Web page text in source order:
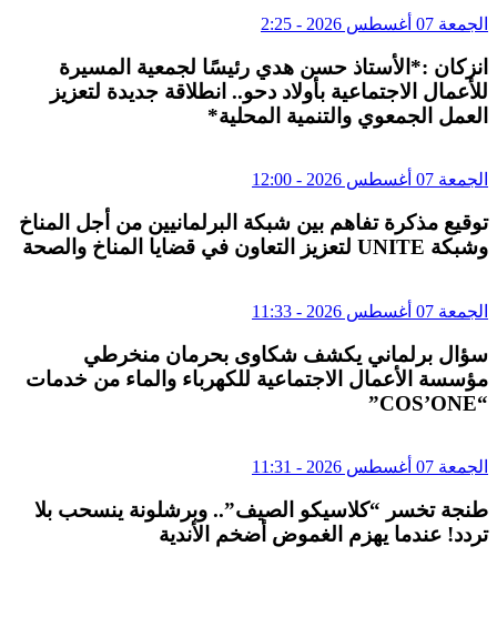
الجمعة 07 أغسطس 2026 - 2:25
انزكان :*الأستاذ حسن هدي رئيسًا لجمعية المسيرة
للأعمال الاجتماعية بأولاد دحو.. انطلاقة جديدة لتعزيز
العمل الجمعوي والتنمية المحلية*
الجمعة 07 أغسطس 2026 - 12:00
توقيع مذكرة تفاهم بين شبكة البرلمانيين من أجل المناخ
وشبكة UNITE لتعزيز التعاون في قضايا المناخ والصحة
الجمعة 07 أغسطس 2026 - 11:33
سؤال برلماني يكشف شكاوى بحرمان منخرطي
مؤسسة الأعمال الاجتماعية للكهرباء والماء من خدمات
“COS’ONE”
الجمعة 07 أغسطس 2026 - 11:31
طنجة تخسر “كلاسيكو الصيف”.. وبرشلونة ينسحب بلا
تردد! عندما يهزم الغموض أضخم الأندية